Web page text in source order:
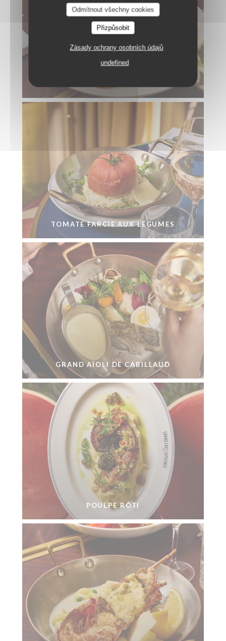
Odmítnout všechny cookies
Přizpůsobit
Zásady ochrany osobních údajů
undefined
TOMATE FARCIE AUX LÉGUMES
GRAND AÏOLI DE CABILLAUD
POULPE RÔTI